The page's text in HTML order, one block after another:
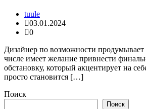
tuule
03.01.2024
0
Дизайнер по возможности продумывает
числе имеет желание привнести
обстановку, который акцентирует на
просто становится […]
Поиск
Поиск